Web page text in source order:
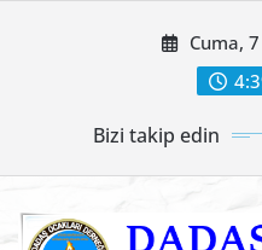
Cuma,
Bizi takip edin